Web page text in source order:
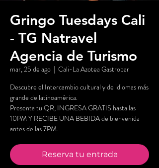
Gringo Tuesdays Cali
- TG Natravel
Agencia de Turismo
mar, 25 de ago
  |
Cali-La Azotea Gastrobar
Descubre el Intercambio cultural y de idiomas más
grande de latinoamérica.
Presenta tu QR, INGRESA GRATIS hasta las
10PM Y RECIBE UNA BEBIDA de bienvenida
antes de las 7PM.
Reserva tu entrada